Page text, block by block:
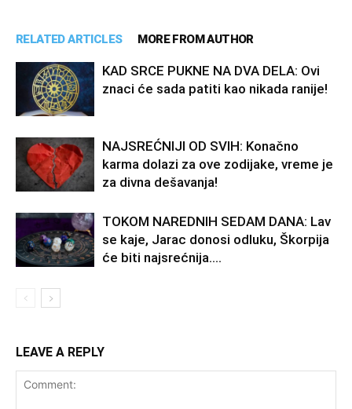
RELATED ARTICLES MORE FROM AUTHOR
KAD SRCE PUKNE NA DVA DELA: Ovi
znaci će sada patiti kao nikada ranije!
NAJSREĆNIJI OD SVIH: Konačno
karma dolazi za ove zodijake, vreme je
za divna dešavanja!
TOKOM NAREDNIH SEDAM DANA: Lav
se kaje, Jarac donosi odluku, Škorpija
će biti najsrećnija….
LEAVE A REPLY